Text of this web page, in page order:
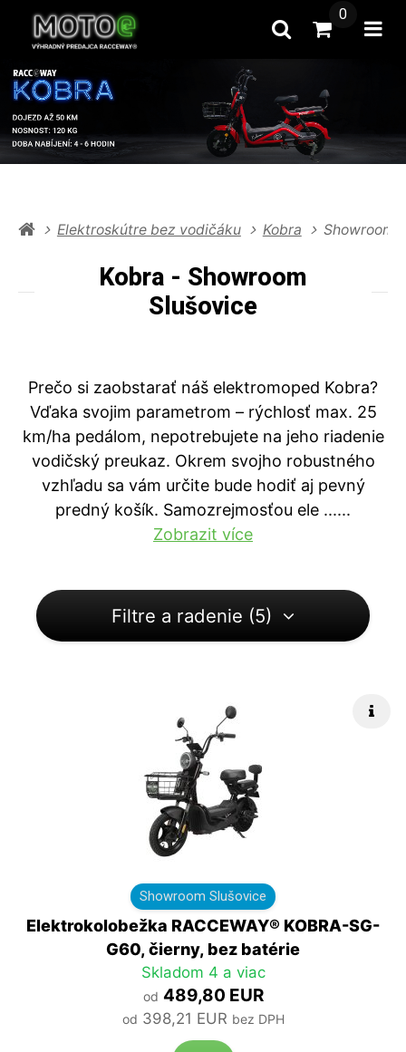
HľadaťPrejsť na
0
Elektroskútre bez vodičáku Kobra Showroom
Kobra - Showroom
Slušovice
Prečo si zaobstarať náš elektromoped Kobra?
Vďaka svojim parametrom – rýchlosť max. 25
km/ha pedálom, nepotrebujete na jeho riadenie
vodičský preukaz. Okrem svojho robustného
vzhľadu sa vám určite bude hodiť aj pevný
predný košík. Samozrejmosťou ele ......
Zobrazit více
Filtre a radenie (5)
Showroom Slušovice
Elektrokolobežka RACCEWAY® KOBRA-SG-
G60, čierny, bez batérie
Skladom 4 a viac
od 489,80 EUR
od 398,21 EUR bez DPH